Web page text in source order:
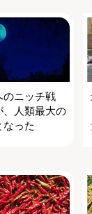
のニッチ戦
、人類最大の
なった